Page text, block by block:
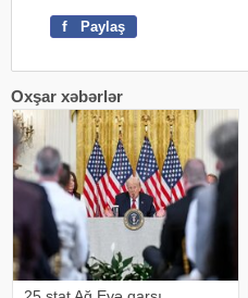
f Paylaş
Oxşar xəbərlər